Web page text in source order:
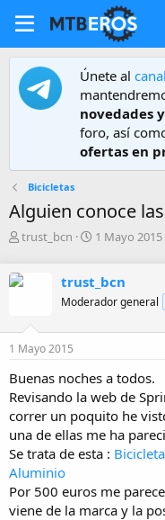
Únete al
novedades
foro, así
ofertas en
Bicicletas
Alguien conoce
A
o
trust_bcn
F
h
a
e
i
c
i
o
1 Mayo 2015
trust_bcn
Moderador general
1 Mayo 2015
Buenas noches a todos.
Revisando la web de
correr un poquito he
una de ellas me ha
Se trata de esta :
Aluminio
Por 500 euros me
viene de la marca y la